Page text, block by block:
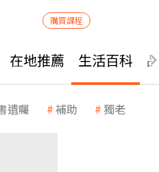
購買課程
在地推薦 生活百科
遺囑 補助 獨老